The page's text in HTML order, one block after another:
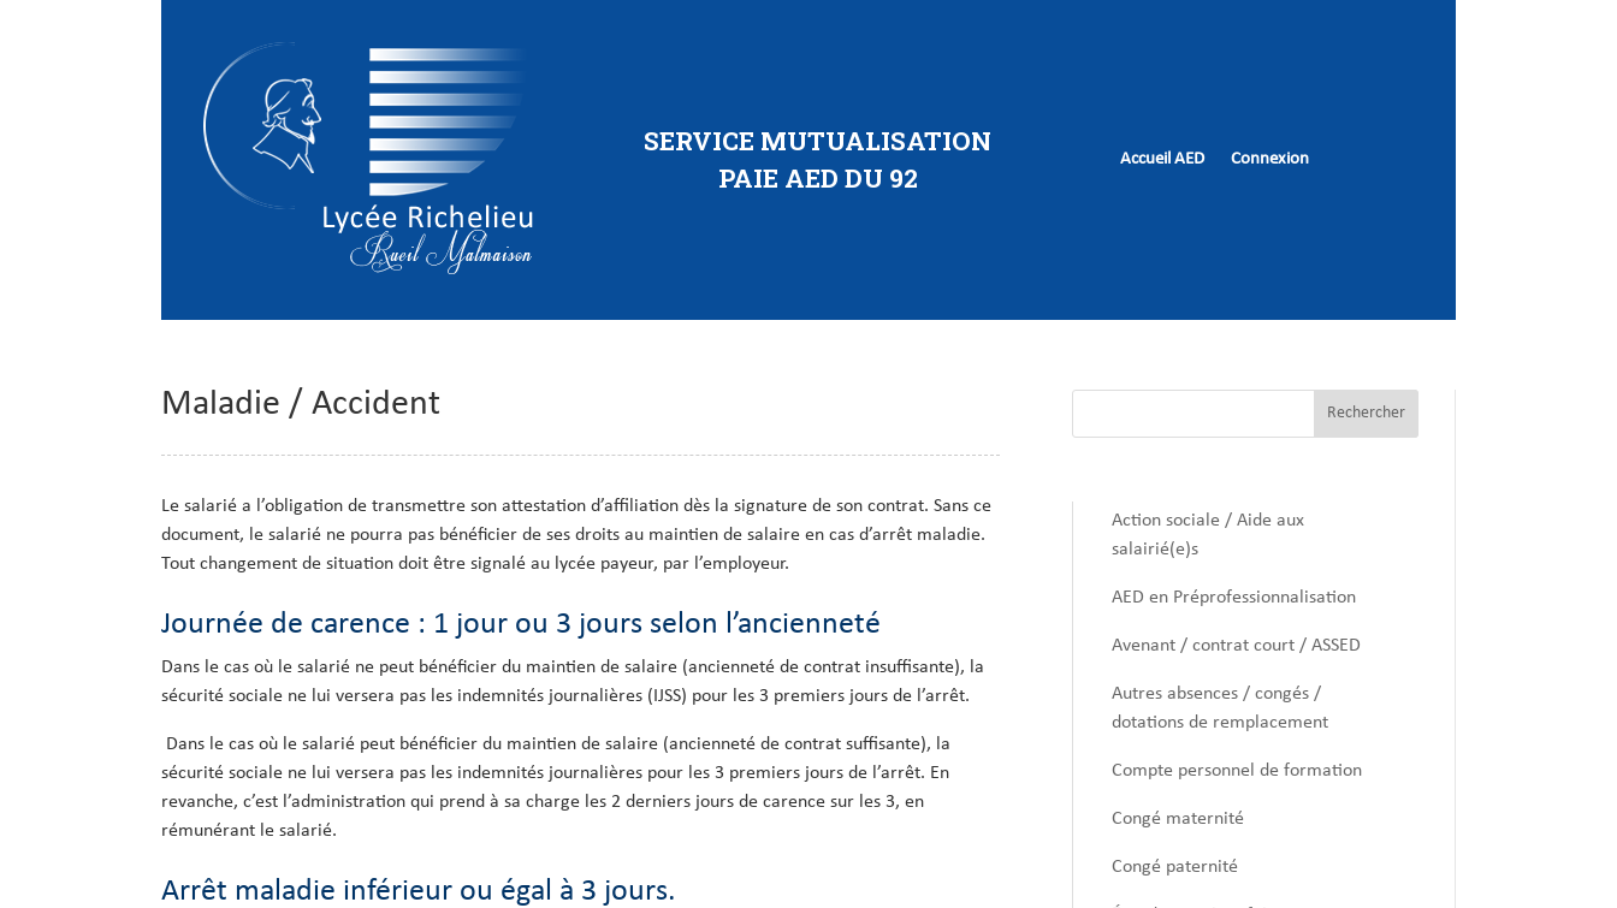
SERVICE MUTUALISATION
PAIE AED DU 92
Accueil AED Connexion
Se souvenir de moi
Mot de pass perdu
Maladie / Accident
Le salarié a l’obligation de transmettre son attestation d’affiliation dès la signature de son contrat. Sans ce
document, le salarié ne pourra pas bénéficier de ses droits au maintien de salaire en cas d’arrêt maladie.
Tout changement de situation doit être signalé au lycée payeur, par l’employeur.
Journée de carence : 1 jour ou 3 jours selon l’ancienneté
Dans le cas où le salarié ne peut bénéficier du maintien de salaire (ancienneté de contrat insuffisante), la
sécurité sociale ne lui versera pas les indemnités journalières (IJSS) pour les 3 premiers jours de l’arrêt.
Dans le cas où le salarié peut bénéficier du maintien de salaire (ancienneté de contrat suffisante), la
sécurité sociale ne lui versera pas les indemnités journalières pour les 3 premiers jours de l’arrêt. En
revanche, c’est l’administration qui prend à sa charge les 2 derniers jours de carence sur les 3, en
rémunérant le salarié.
Arrêt maladie inférieur ou égal à 3 jours.
Rechercher
Action sociale / Aide aux
salairié(e)s
AED en Préprofessionnalisation
Avenant / contrat court / ASSED
Autres absences / congés /
dotations de remplacement
Compte personnel de formation
Congé maternité
Congé paternité